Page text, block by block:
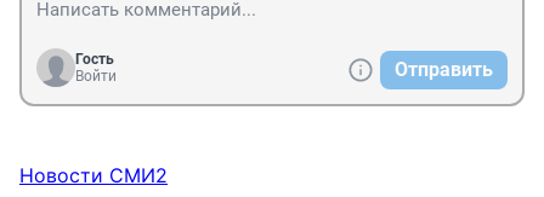
Гость
Войти
Отправить
Новости СМИ2